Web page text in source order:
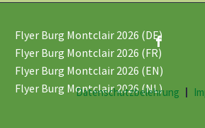
Flyer Burg Montclair 2026 (DE)
Flyer Burg Montclair 2026 (FR)
Flyer Burg Montclair 2026 (EN)
Flyer Burg Montclair 2026 (NL)
Datenschutzbelehrung